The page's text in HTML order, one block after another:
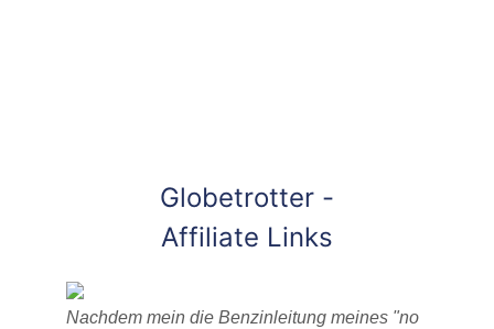
Globetrotter -
Affiliate Links
Nachdem mein die Benzinleitung meines "no